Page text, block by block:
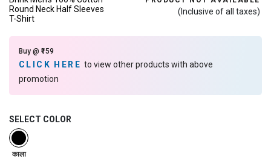
Round Neck Half Sleeves
T-Shirt
(Inclusive of all taxes)
Buy @ ₹159
CLICK HEREto view other products with above
promotion
SELECT COLOR
selected
काला